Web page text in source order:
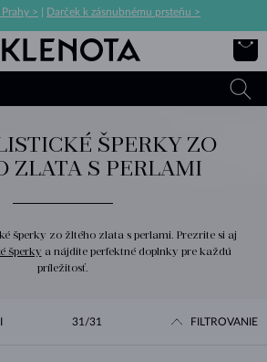
> Darček k zásnubnému prsteňu >
ŠPERKY ZO
ZLATA S PERLAMI
šperky zo žltého zlata s perlami. Prezrite si aj
šperky a nájdite perfektné doplnky pre každú
príležitosť.
31/31 FILTROVANIE